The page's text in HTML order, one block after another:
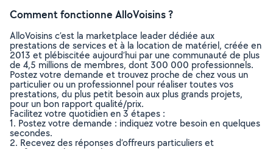
Comment fonctionne AlloVoisins ?
AlloVoisins c’est la marketplace leader dédiée aux
prestations de services et à la location de matériel, créée en
2013 et plébiscitée aujourd’hui par une communauté de plus
de 4,5 millions de membres, dont 300 000 professionnels.
Postez votre demande et trouvez proche de chez vous un
particulier ou un professionnel pour réaliser toutes vos
prestations, du plus petit besoin aux plus grands projets,
pour un bon rapport qualité/prix.
Facilitez votre quotidien en 3 étapes :
1. Postez votre demande : indiquez votre besoin en quelques
secondes.
2. Recevez des réponses d’offreurs particuliers et